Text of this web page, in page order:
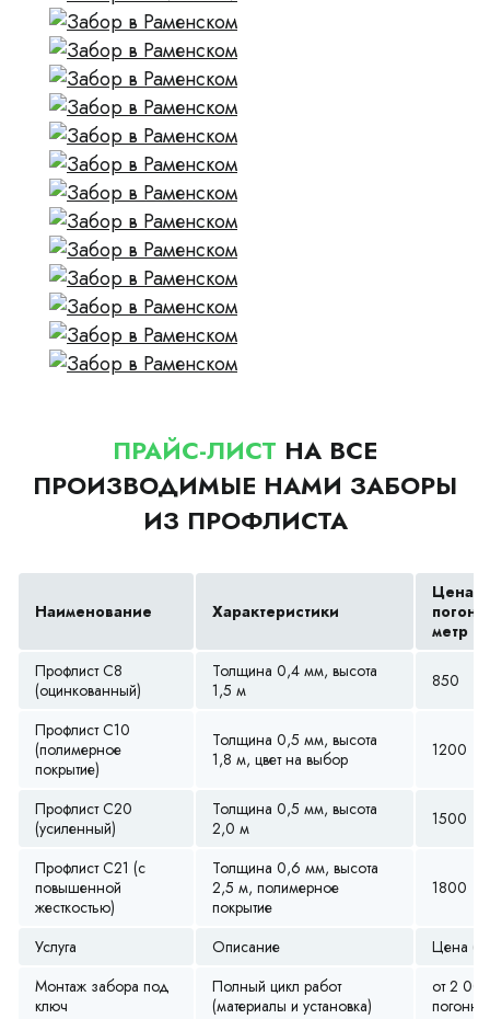
ПРАЙС-ЛИСТ НА ВСЕ
ПРОИЗВОДИМЫЕ НАМИ ЗАБОРЫ
ИЗ ПРОФЛИСТА
Наименование Характеристики
Цена
метр
Профлист С8
(оцинкованный)
Толщина 0,4 мм, высота
1,5 м
850
Профлист С10
(полимерное
покрытие)
Толщина 0,5 мм, высота
1,8 м, цвет на выбор
1200
Профлист С20
(усиленный)
Толщина 0,5 мм, высота
2,0 м
1500
Профлист С21 (с
повышенной
жесткостью)
Толщина 0,6 мм, высота
2,5 м, полимерное
покрытие
1800
Услуга Описание
Цена
Монтаж забора под
ключ
Полный цикл работ
(материалы и установка)
от 2